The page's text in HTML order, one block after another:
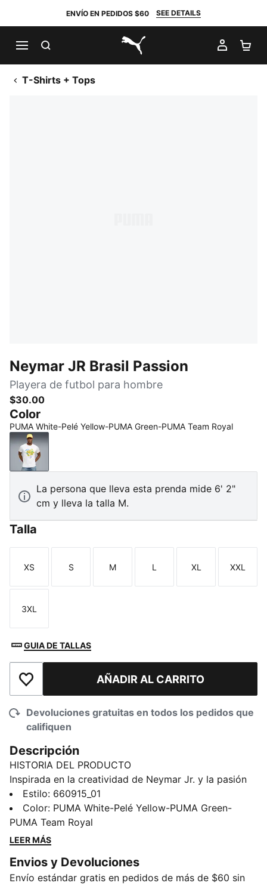
ENVÍO EN PEDIDOS $60 SEE DETAILS
PUMA.com
MI
T-Shirts + Tops
Neymar JR Brasil Passion
Playera de futbol para hombre
$30.00
Color
PUMA White-Pelé Yellow-PUMA Green-PUMA Team Royal
PUMA White-Pelé Yellow-PUMA Green-PUMA Team
La persona que lleva esta prenda mide 6' 2"
cm y lleva la talla M.
Talla
Talla
XS
Talla
S
Talla
M
Talla
L
Talla
XL
Talla
XXL
Talla
3XL
GUIA DE TALLAS
Añadir a la lista de deseosAÑADIR AL CARRITO
Devoluciones gratuitas en todos los pedidos que
califiquen
Descripción
HISTORIA DEL PRODUCTO
Inspirada en la creatividad de Neymar Jr. y la pasión
de Brasil, esta playera es fácil de llevar y se adapta a
tus movimientos, para que te sientas cómodo tanto en
partidos informales como en sesiones callejeras.
Llévala siempre que quieras jugar, socializar o
CARACTERÍSTICAS Y BENEFICIOS
DETALLES
Estilo: 660915_01
Color: PUMA White-Pelé Yellow-PUMA Green-
PUMA Team Royal
LEER MÁS
Envios y Devoluciones
Envío estándar gratis en pedidos de más de $60 sin